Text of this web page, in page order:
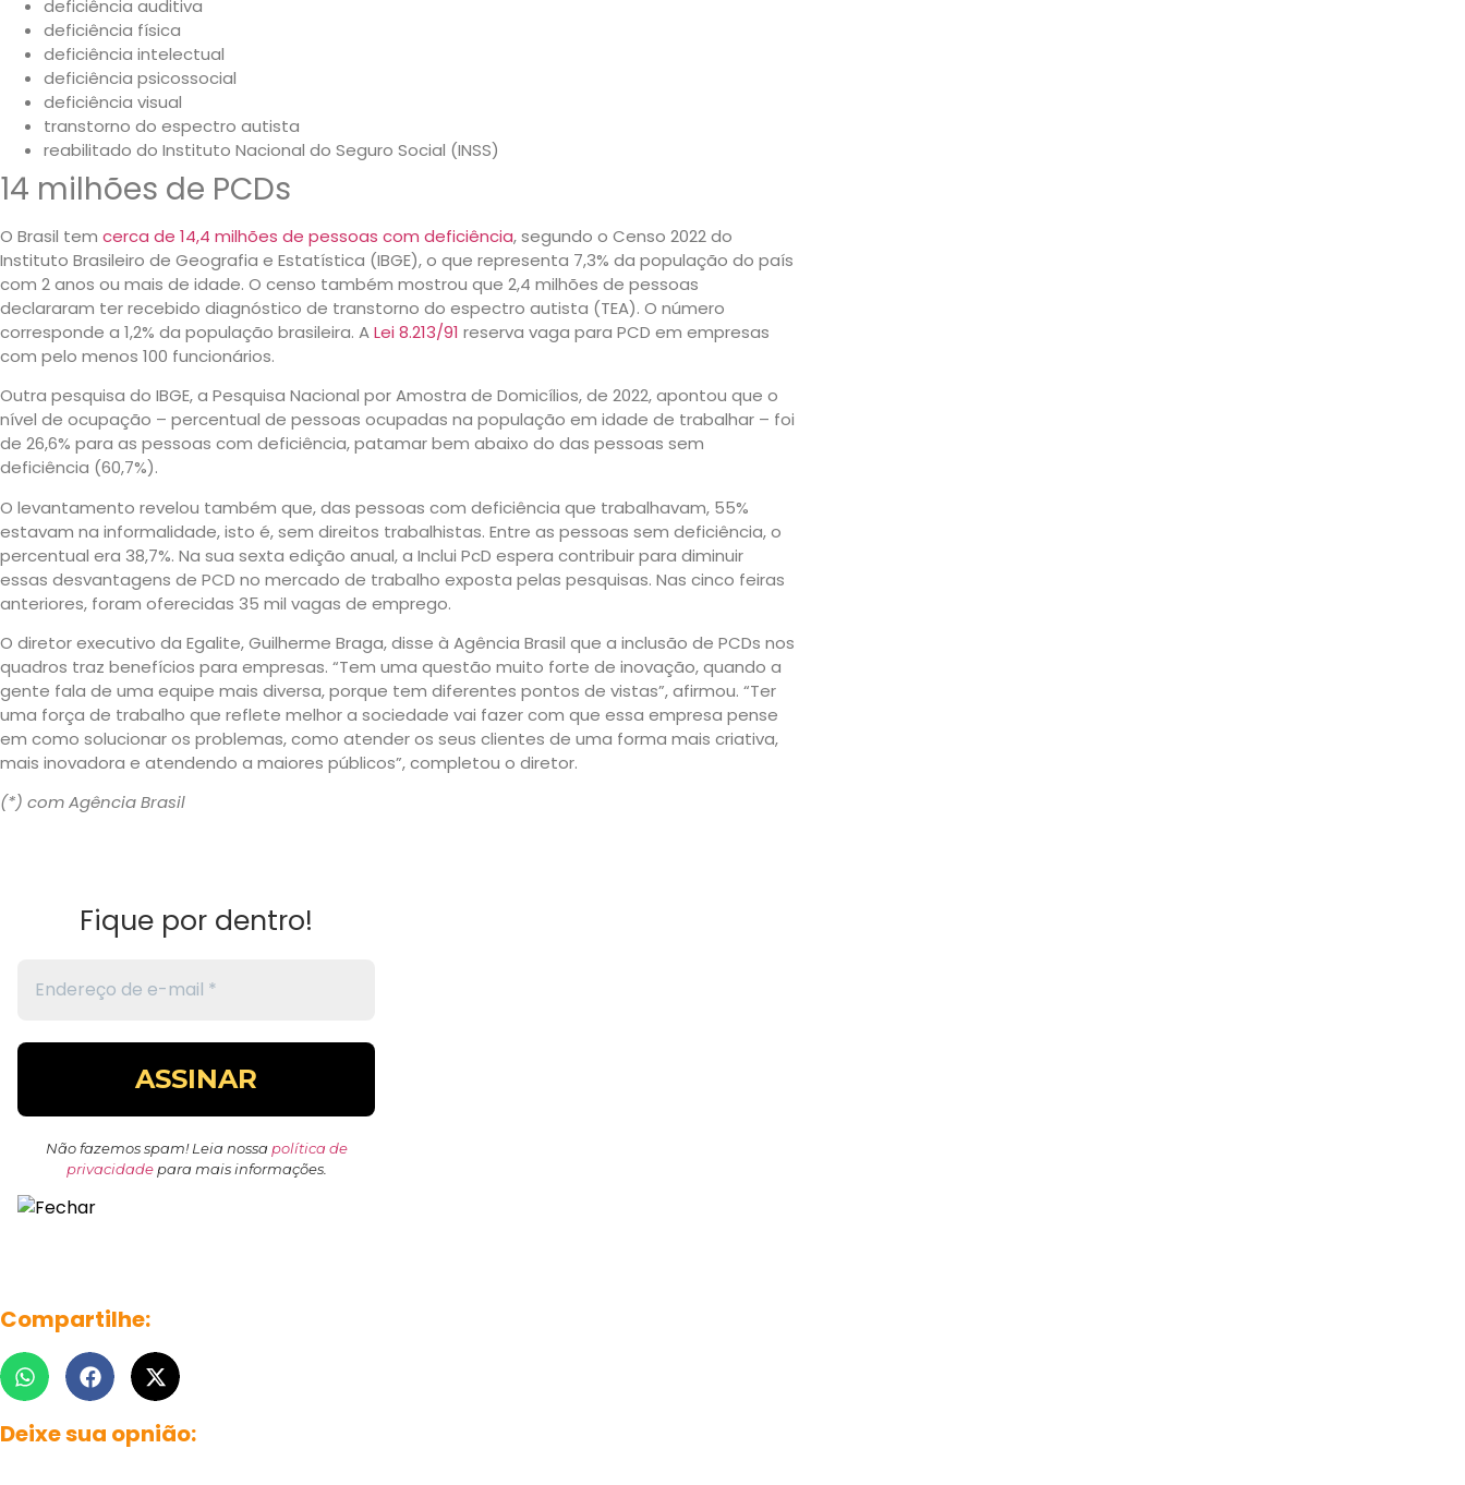
deficiência auditiva
deficiência física
deficiência intelectual
deficiência psicossocial
deficiência visual
transtorno do espectro autista
reabilitado do Instituto Nacional do Seguro Social (INSS)
14 milhões de PCDs
O Brasil tem cerca de 14,4 milhões de pessoas com deficiência, segundo o Censo 2022 do
Instituto Brasileiro de Geografia e Estatística (IBGE), o que representa 7,3% da população do país
com 2 anos ou mais de idade. O censo também mostrou que 2,4 milhões de pessoas
declararam ter recebido diagnóstico de transtorno do espectro autista (TEA). O número
corresponde a 1,2% da população brasileira. ALei 8.213/91 reserva vaga para PCD em empresas
com pelo menos 100 funcionários.
Outra pesquisa do IBGE, a Pesquisa Nacional por Amostra de Domicílios, de 2022, apontou que o
nível de ocupação – percentual de pessoas ocupadas na população em idade de trabalhar – foi
de 26,6% para as pessoas com deficiência, patamar bem abaixo do das pessoas sem
deficiência (60,7%).
O levantamento revelou também que, das pessoas com deficiência que trabalhavam, 55%
estavam na informalidade, isto é, sem direitos trabalhistas. Entre as pessoas sem deficiência, o
percentual era 38,7%. Na sua sexta edição anual, a Inclui PcD espera contribuir para diminuir
essas desvantagens de PCD no mercado de trabalho exposta pelas pesquisas. Nas cinco feiras
anteriores, foram oferecidas 35 mil vagas de emprego.
O diretor executivo da Egalite, Guilherme Braga, disse à Agência Brasil que a inclusão de PCDs nos
quadros traz benefícios para empresas. “Tem uma questão muito forte de inovação, quando a
gente fala de uma equipe mais diversa, porque tem diferentes pontos de vistas”, afirmou. “Ter
uma força de trabalho que reflete melhor a sociedade vai fazer com que essa empresa pense
em como solucionar os problemas, como atender os seus clientes de uma forma mais criativa,
mais inovadora e atendendo a maiores públicos”, completou o diretor.
(*) com Agência Brasil
Fique por dentro!
Não fazemos spam! Leia nossa política de
privacidadepara mais informações.
Compartilhe:
Deixe sua opnião: